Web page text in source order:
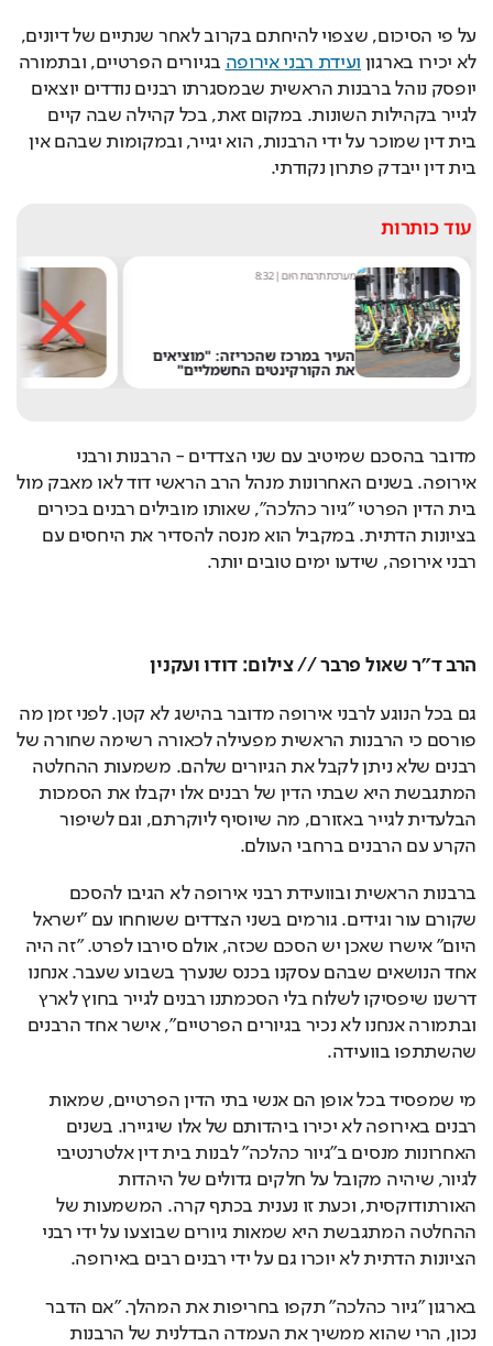
על פי הסיכום, שצפוי להיחתם בקרוב לאחר שנתיים של דיונים,
לא יכירו בארגון ועידת רבני אירופה
בגיורים הפרטיים, ובתמורה
יופסק נוהל ברבנות הראשית שבמסגרתו רבנים נודדים יוצאים
לגייר בקהילות השונות. במקום זאת, בכל קהילה שבה קיים
בית דין שמוכר על ידי הרבנות, הוא יגייר, ובמקומות שבהם אין
בית דין ייבדק פתרון נקודתי.
עוד כותרות
מערכת תרבות היום|
8:32
העיר במרכז שהכריזה: "מוציאים
את הקורקינטים החשמליים"
מדובר בהסכם שמיטיב עם שני הצדדים - הרבנות ורבני
אירופה. בשנים האחרונות מנהל הרב הראשי דוד לאו מאבק מול
בית הדין הפרטי "גיור כהלכה", שאותו מובילים רבנים בכירים
בציונות הדתית. במקביל הוא מנסה להסדיר את היחסים עם
רבני אירופה, שידעו ימים טובים יותר.
הרב ד"ר שאול פרבר // צילום: דודו ועקנין
גם בכל הנוגע לרבני אירופה מדובר בהישג לא קטן. לפני זמן מה
פורסם כי הרבנות הראשית מפעילה לכאורה רשימה שחורה של
רבנים שלא ניתן לקבל את הגיורים שלהם. משמעות ההחלטה
המתגבשת היא שבתי הדין של רבנים אלו יקבלו את הסמכות
הבלעדית לגייר באזורם, מה שיוסיף ליוקרתם, וגם לשיפור
הקרע עם הרבנים ברחבי העולם.
ברבנות הראשית ובוועידת רבני אירופה לא הגיבו להסכם
שקורם עור וגידים. גורמים בשני הצדדים ששוחחו עם "ישראל
היום" אישרו שאכן יש הסכם שכזה, אולם סירבו לפרט. "זה היה
אחד הנושאים שבהם עסקנו בכנס שנערך בשבוע שעבר. אנחנו
דרשנו שיפסיקו לשלוח בלי הסכמתנו רבנים לגייר בחוץ לארץ
ובתמורה אנחנו לא נכיר בגיורים הפרטיים", אישר אחד הרבנים
שהשתתפו בוועידה.
מי שמפסיד בכל אופן הם אנשי בתי הדין הפרטיים, שמאות
רבנים באירופה לא יכירו ביהדותם של אלו שיגיירו. בשנים
האחרונות מנסים ב"גיור כהלכה" לבנות בית דין אלטרנטיבי
לגיור, שיהיה מקובל על חלקים גדולים של היהדות
האורתודוקסית, וכעת זו נענית בכתף קרה. המשמעות של
ההחלטה המתגבשת היא שמאות גיורים שבוצעו על ידי רבני
הציונות הדתית לא יוכרו גם על ידי רבנים רבים באירופה.
בארגון "גיור כהלכה" תקפו בחריפות את המהלך. "אם הדבר
נכון, הרי שהוא ממשיך את העמדה הבדלנית של הרבנות